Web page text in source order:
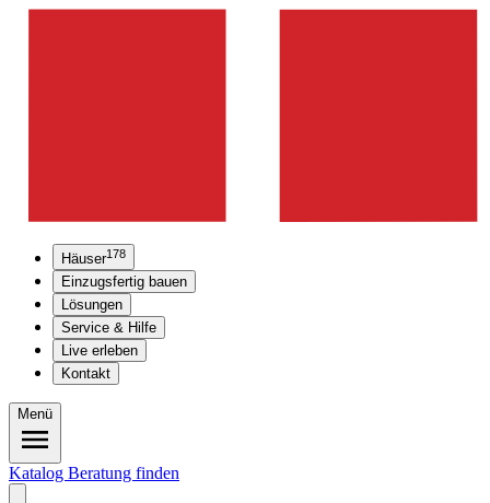
Häuser178
Einzugsfertig bauen
Lösungen
Service & Hilfe
Live erleben
Kontakt
Menü
Katalog Beratung finden